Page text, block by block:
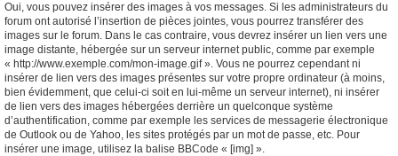
Oui, vous pouvez insérer des images à vos messages. Si les administrateurs du
forum ont autorisé l’insertion de pièces jointes, vous pourrez transférer des
images sur le forum. Dans le cas contraire, vous devrez insérer un lien vers une
image distante, hébergée sur un serveur internet public, comme par exemple
« http://www.exemple.com/mon-image.gif ». Vous ne pourrez cependant ni
insérer de lien vers des images présentes sur votre propre ordinateur (à moins,
bien évidemment, que celui-ci soit en lui-même un serveur internet), ni insérer
de lien vers des images hébergées derrière un quelconque système
d’authentification, comme par exemple les services de messagerie électronique
de Outlook ou de Yahoo, les sites protégés par un mot de passe, etc. Pour
insérer une image, utilisez la balise BBCode « [img] ».